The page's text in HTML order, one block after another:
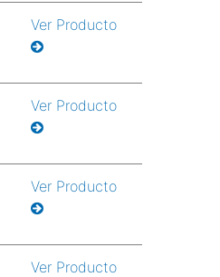
Ver Producto
Ver Producto
Ver Producto
Ver Producto